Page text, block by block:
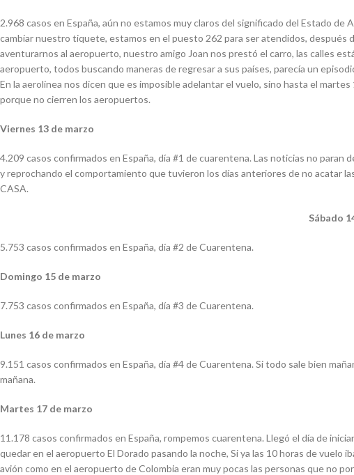
2.968 casos en España, aún no estamos muy claros del significado del Estado de
cambiar nuestro tiquete, estamos en el puesto 262 para ser atendidos,
aventurarnos al aeropuerto, nuestro amigo Joan nos prestó el carro, las calles
aeropuerto, todos buscando maneras de regresar a sus países, parecía un
En la aerolínea nos dicen que es imposible adelantar el vuelo, sino hasta el
porque no cierren los aeropuertos.
Viernes 13 de marzo
4.209 casos confirmados en España, día #1 de cuarentena. Las noticias no
y reprochando el comportamiento que tuvieron los días anteriores de no acatar
CASA.
Sábado
5.753 casos confirmados en España, día #2 de Cuarentena.
Domingo 15 de marzo
7.753 casos confirmados en España, día #3 de Cuarentena.
Lunes 16 de marzo
9.151 casos confirmados en España, día #4 de Cuarentena. Si todo sale bien
mañana.
Martes 17 de marzo
11.178 casos confirmados en España, rompemos cuarentena. Llegó el día de
quedar en el aeropuerto El Dorado pasando la noche, Si ya las 10 horas de vuelo
avión como en el aeropuerto de Colombia eran muy pocas las personas que no